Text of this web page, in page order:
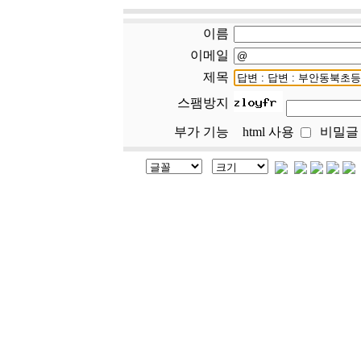
이름
이메일
제목
스팸방지
부가 기능 html 사용 비밀